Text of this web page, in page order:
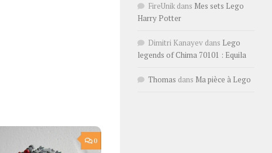
0
FireUnik dans Mes sets Lego
Harry Potter
Dimitri Kanayev dans Lego
legends of Chima 70101 : Equila
Thomas dans Ma pièce à Lego